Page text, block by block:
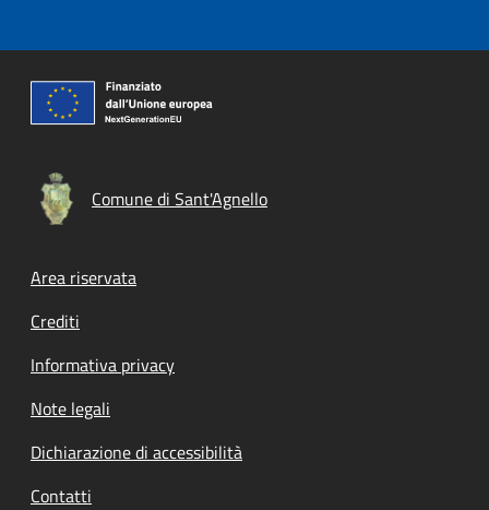
Comune di Sant'Agnello
Footer menu
Area riservata
Crediti
Informativa privacy
Note legali
Dichiarazione di accessibilità
Contatti